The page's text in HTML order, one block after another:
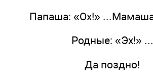
Папаша: «Ох!»
Родные: «Эх!» ...
Да поздно!